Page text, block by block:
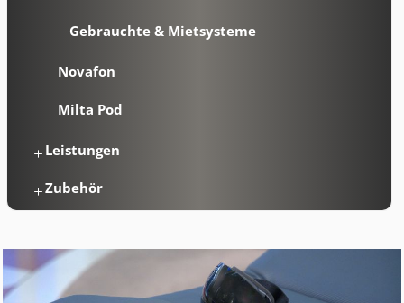
Gebrauchte & Mietsysteme
Novafon
Milta Pod
Leistungen
Zubehör